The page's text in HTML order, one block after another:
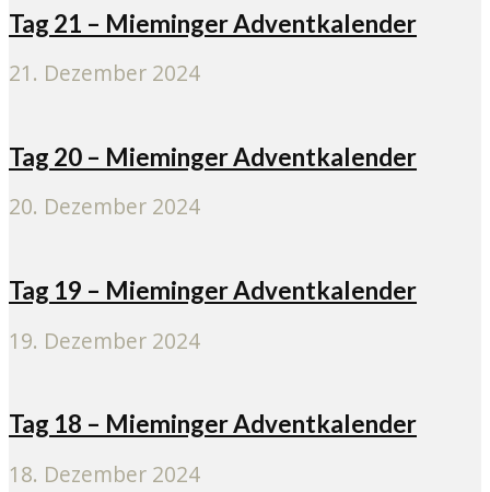
Tag 21 – Mieminger Adventkalender
21. Dezember 2024
Tag 20 – Mieminger Adventkalender
20. Dezember 2024
Tag 19 – Mieminger Adventkalender
19. Dezember 2024
Tag 18 – Mieminger Adventkalender
18. Dezember 2024